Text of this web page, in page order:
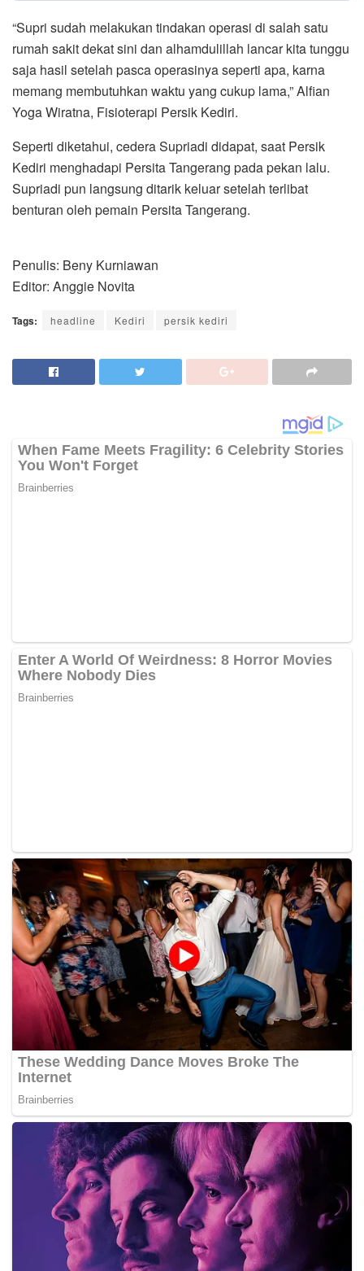
“Supri sudah melakukan tindakan operasi di salah satu
rumah sakit dekat sini dan alhamdulillah lancar kita tunggu
saja hasil setelah pasca operasinya seperti apa, karna
memang membutuhkan waktu yang cukup lama,” Alfian
Yoga Wiratna, Fisioterapi Persik Kediri.
Seperti diketahui, cedera Supriadi didapat, saat Persik
Kediri menghadapi Persita Tangerang pada pekan lalu.
Supriadi pun langsung ditarik keluar setelah terlibat
benturan oleh pemain Persita Tangerang.
Penulis: Beny Kurniawan
Editor: Anggie Novita
Tags: headline Kediri persik kediri